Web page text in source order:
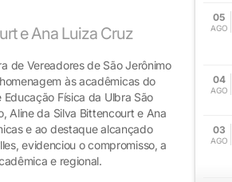
e Ana Luiza Cruz
de Vereadores de São Jerônimo
às acadêmicas do
Educação Física da Ulbra São
Aline da Silva Bittencourt e Ana
e ao destaque alcançado
evidenciou o compromisso, a
e regional.
05
AGO
04
AGO
03
AGO